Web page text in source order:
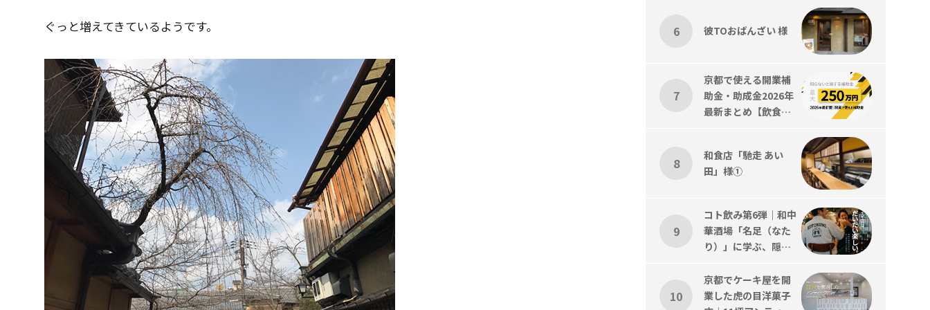
ぐっと増えてきているようです。 彼TOおばんざい 様
京都で使える開業補
助金・助成金2026年
最新まとめ【飲食
和食店「馳走 あい
田」様①
コト飲み第6弾｜和中
華酒場「名足（なた
り）」に学ぶ、隠れ
づくり
京都でケーキ屋を開
業した虎の目洋菓子